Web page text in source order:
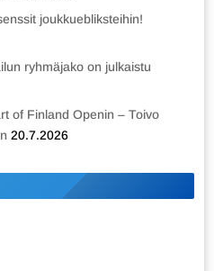
joukkuebliksteihin!
ryhmäjako on julkaistu
of Finland Openin – Toivo
20.7.2026